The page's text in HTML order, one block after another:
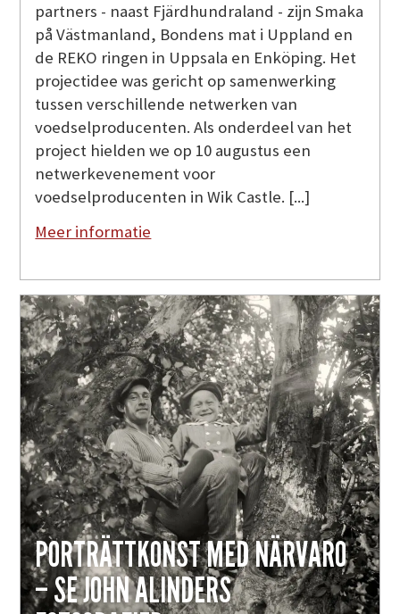
partners - naast Fjärdhundraland - zijn Smaka
på Västmanland, Bondens mat i Uppland en
de REKO ringen in Uppsala en Enköping. Het
projectidee was gericht op samenwerking
tussen verschillende netwerken van
voedselproducenten. Als onderdeel van het
project hielden we op 10 augustus een
netwerkevenement voor
voedselproducenten in Wik Castle. [...]
Meer informatie
PORTRÄTTKONST MED NÄRVARO
– SE JOHN ALINDERS